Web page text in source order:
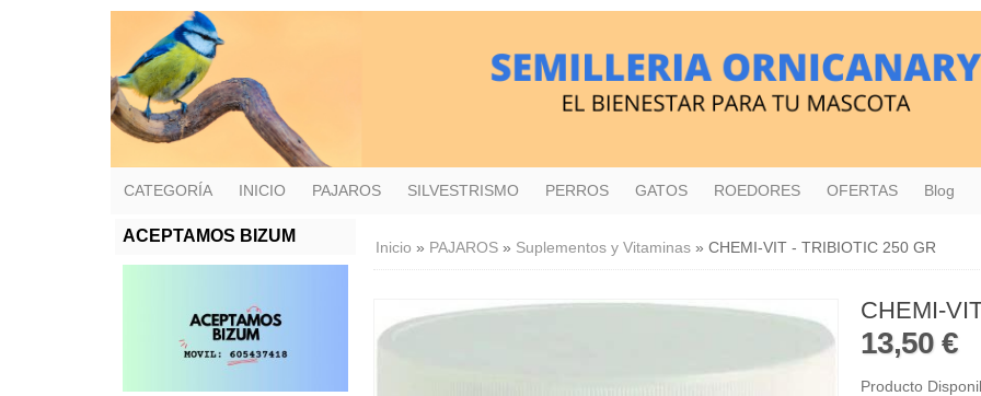
CATEGORÍA INICIO PAJAROS SILVESTRISMO PERROS GATOS ROEDORES OFERTAS Blog
ACEPTAMOS BIZUM
Inicio » PAJAROS» Suplementos y Vitaminas» CHEMI-VIT - TRIBIOTIC 250 GR
CHEMI-
13,50 €
Producto